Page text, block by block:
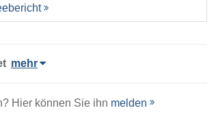
mehr
Hier können Sie ihn melden